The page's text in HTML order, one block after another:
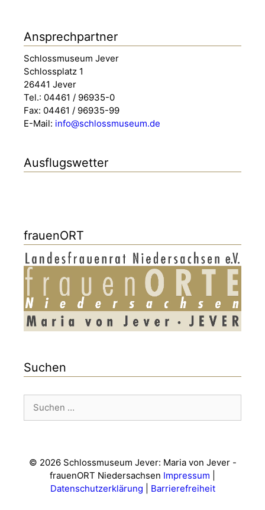
Ansprechpartner
Schlossmuseum Jever
Schlossplatz 1
26441 Jever
Tel.: 04461 / 96935-0
Fax: 04461 / 96935-99
E-Mail: info@schlossmuseum.de
Ausflugswetter
frauenORT
Suchen
nach:
© 2026 Schlossmuseum Jever: Maria von Jever -
frauenORT Niedersachsen Impressum
Datenschutzerklärung
Barrierefreiheit